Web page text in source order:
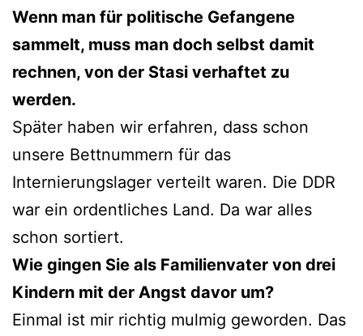
Wenn man für politische Gefangene
sammelt, muss man doch selbst damit
rechnen, von der Stasi verhaftet zu
werden.
Später haben wir erfahren, dass schon
unsere Bettnummern für das
Internierungslager verteilt waren. Die DDR
war ein ordentliches Land. Da war alles
schon sortiert.
Wie gingen Sie als Familienvater von drei
Kindern mit der Angst davor um?
Einmal ist mir richtig mulmig geworden. Das